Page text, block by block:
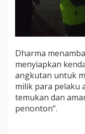
Dharma
menyiapkan
angkutan untuk
milik para pelaku
temukan dan
penonton”.